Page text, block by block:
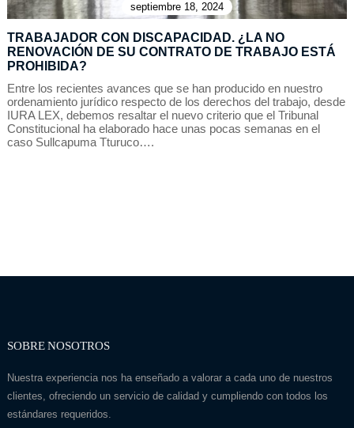
septiembre 18, 2024
TRABAJADOR CON DISCAPACIDAD. ¿LA NO
RENOVACIÓN DE SU CONTRATO DE TRABAJO ESTÁ
PROHIBIDA?
Entre los recientes avances que se han producido en nuestro
ordenamiento jurídico respecto de los derechos del trabajo, desde
IURA LEX, debemos resaltar el nuevo criterio que el Tribunal
Constitucional ha elaborado hace unas pocas semanas en el
caso Sullcapuma Tturuco….
SOBRE NOSOTROS
Nuestra experiencia nos ha enseñado a valorar a cada uno de nuestros
clientes, ofreciendo un servicio de calidad y cumpliendo con todos los
estándares requeridos.